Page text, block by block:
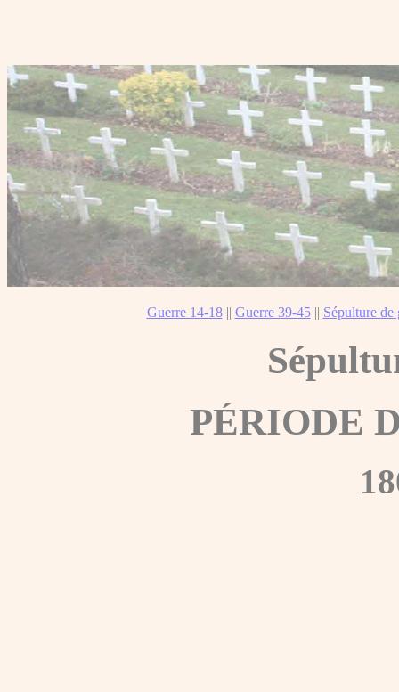
Guerre 14-18|| Guerre 39-45|| Sépulture de
PÉRIODE